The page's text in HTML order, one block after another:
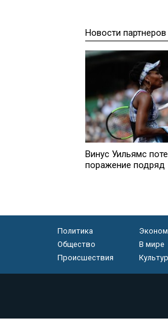
Новости партнеров
Винус Уильямс
поражение подряд
Политика
Общество
В мире
Происшествия
Федеральной службе по надзору